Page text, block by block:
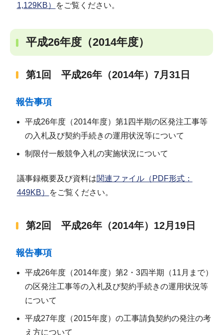
1,129KB）
をご覧ください。
平成26年度（2014年度）
第1回 平成26年（2014年）7月31日
報告事項
平成26年度（2014年度）第1四半期の区発注工事等
の入札及び契約手続きの運用状況等について
制限付一般競争入札の実施状況について
議事録概要及び資料は関連ファイル（PDF形式：
449KB）
をご覧ください。
第2回 平成26年（2014年）12月19日
報告事項
平成26年度（2014年度）第2・3四半期（11月まで）
の区発注工事等の入札及び契約手続きの運用状況等
について
平成27年度（2015年度）の工事請負契約の発注の考
え方について